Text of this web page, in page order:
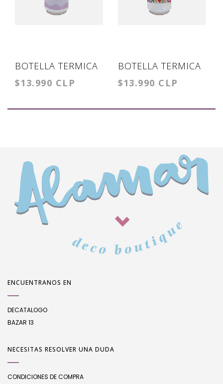
BOTELLA TERMICA
TIPO LATA TAYLOR
$13.990 CLP
BOTELLA TERMICA
TIPO LATA KAROL
$13.990 CLP
ENCUENTRANOS EN
DECATALOGO
BAZAR 13
NECESITAS RESOLVER UNA DUDA
CONDICIONES DE COMPRA